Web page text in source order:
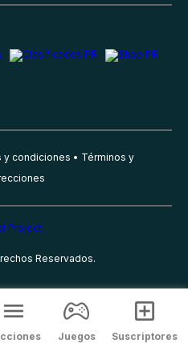
y condiciones
Términos y
Reservados.
Juegos Suscriptores